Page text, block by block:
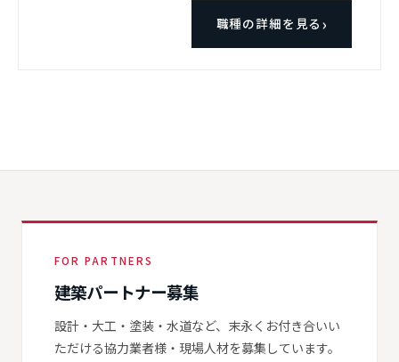
職種の詳細を見る
FOR PARTNERS
建築パートナー募集
設計・大工・塗装・水道など、末永くお付き合いい
ただける協力業者様・現場人材を募集しています。